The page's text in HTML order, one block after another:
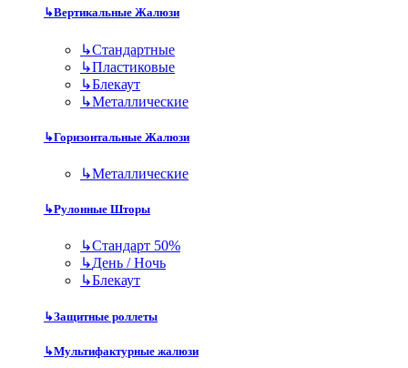
↳Вертикальные Жалюзи
↳Стандартные
↳Пластиковые
↳Блекаут
↳Металлические
↳Горизонтальные Жалюзи
↳Металлические
↳Рулонные Шторы
↳Стандарт 50%
↳День / Ночь
↳Блекаут
↳Защитные роллеты
↳Мультифактурные жалюзи